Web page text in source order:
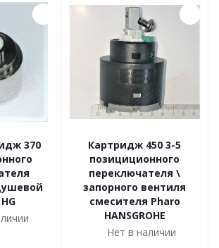
370
Картридж 450 3-5
позициционного
переключателя \
запорного вентиля
смесителя Pharo
HANSGROHE
Нет в наличии